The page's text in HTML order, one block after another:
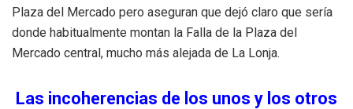
Plaza del Mercado pero aseguran que dejó claro que sería
donde habitualmente montan la Falla de la Plaza del
Mercado central, mucho más alejada de La Lonja.
Las incoherencias de los unos y los otros